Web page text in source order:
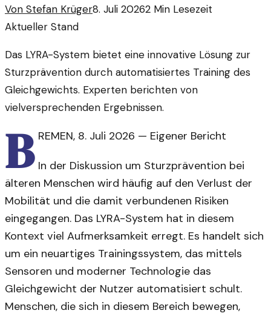
Von Stefan Krüger8. Juli 20262 Min Lesezeit
Aktueller Stand
Das LYRA-System bietet eine innovative Lösung zur
Sturzprävention durch automatisiertes Training des
Gleichgewichts. Experten berichten von
vielversprechenden Ergebnissen.
B REMEN, 8. Juli 2026 — Eigener Bericht
In der Diskussion um Sturzprävention bei
älteren Menschen wird häufig auf den Verlust der
Mobilität und die damit verbundenen Risiken
eingegangen. Das LYRA-System hat in diesem
Kontext viel Aufmerksamkeit erregt. Es handelt sich
um ein neuartiges Trainingssystem, das mittels
Sensoren und moderner Technologie das
Gleichgewicht der Nutzer automatisiert schult.
Menschen, die sich in diesem Bereich bewegen,